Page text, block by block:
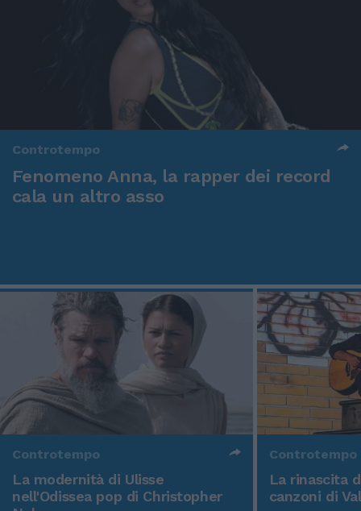
Controtempo
Fenomeno Anna, la rapper dei record
cala un altro asso
Controtempo
La modernità di Ulisse
nell'Odissea pop di Christopher
Controtempo
La rinascita
canzoni di